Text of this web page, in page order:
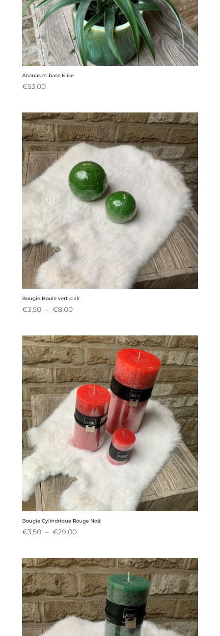
Ananas et base Elise
€53,00
Bougie Boule vert clair
€3,50 – €8,00Plage
€3,50
à
€8,00
Bougie Cylindrique Rouge Noël
€3,50 – €29,00Plage
€3,50
à
€29,00